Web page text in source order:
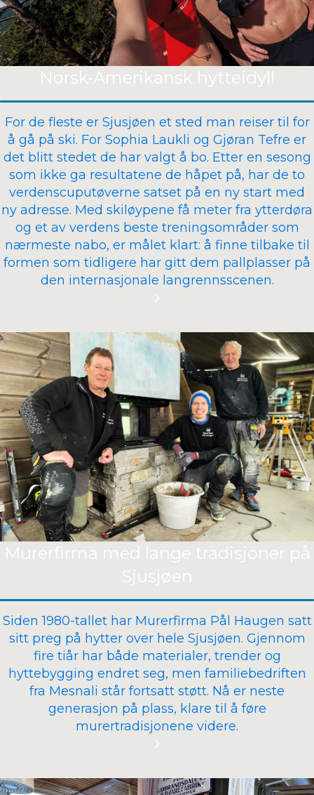
Norsk-Amerikansk hytteidyll
For de fleste er Sjusjøen et sted man reiser til for
å gå på ski. For Sophia Laukli og Gjøran Tefre er
det blitt stedet de har valgt å bo. Etter en sesong
som ikke ga resultatene de håpet på, har de to
verdenscuputøverne satset på en ny start med
ny adresse. Med skiløypene få meter fra ytterdøra
og et av verdens beste treningsområder som
nærmeste nabo, er målet klart: å finne tilbake til
formen som tidligere har gitt dem pallplasser på
den internasjonale langrennsscenen.
Murerfirma med lange tradisjoner på
Sjusjøen
Siden 1980-tallet har Murerfirma Pål Haugen satt
sitt preg på hytter over hele Sjusjøen. Gjennom
fire tiår har både materialer, trender og
hyttebygging endret seg, men familiebedriften
fra Mesnali står fortsatt støtt. Nå er neste
generasjon på plass, klare til å føre
murertradisjonene videre.